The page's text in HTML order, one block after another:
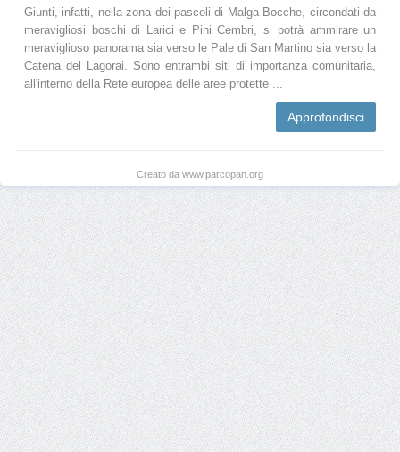
Giunti, infatti, nella zona dei pascoli di Malga Bocche, circondati da
meravigliosi boschi di Larici e Pini Cembri, si potrà ammirare un
meraviglioso panorama sia verso le Pale di San Martino sia verso la
Catena del Lagorai. Sono entrambi siti di importanza comunitaria,
all'interno della Rete europea delle aree protette ...
Approfondisci
Creato da www.parcopan.org